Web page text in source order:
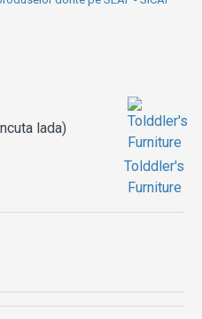
lada)
Tolddler's
Furniture